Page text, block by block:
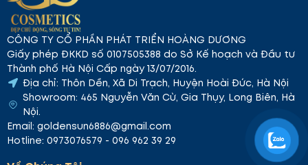
CÔNG TY CỔ PHẦN PHÁT TRIỂN HOÀNG DƯƠNG
Giấy phép ĐKKD số 0107505388 do Sở Kế hoạch và Đầu tư
Thành phố Hà Nội Cấp ngày 13/07/2016.
Địa chỉ: Thôn Dền, Xã Di Trạch, Huyện Hoài Đức, Hà Nội
Showroom: 465 Nguyễn Văn Cừ, Gia Thụy, Long Biên, Hà
Nội.
Email: goldensun6886@gmail.com
Hotline: 0973076579 - 096 962 39 29